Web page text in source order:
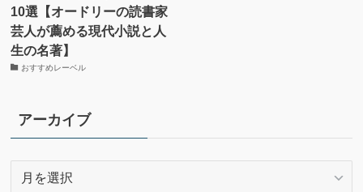
10選【オードリーの読書家
芸人が薦める現代小説と人
生の名著】
おすすめレーベル
アーカイブ